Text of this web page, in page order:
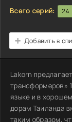
Всего серий:
24
Добавить в
Lakorn
трансформеров»
языке и в
дорам Таиланда
таким образом,